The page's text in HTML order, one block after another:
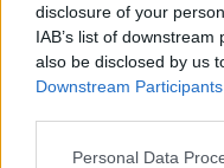
disclosure of your
IAB’s list of
also be disclosed by us
Downstream Participants
Personal Data